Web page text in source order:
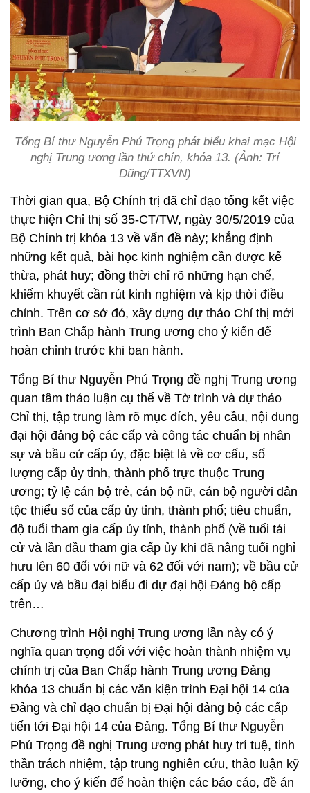
Tổng Bí thư Nguyễn Phú Trọng phát biểu khai mạc Hội
nghị Trung ương lần thứ chín, khóa 13. (Ảnh: Trí
Dũng/TTXVN)
Thời gian qua, Bộ Chính trị đã chỉ đạo tổng kết việc
thực hiện Chỉ thị số 35-CT/TW, ngày 30/5/2019 của
Bộ Chính trị khóa 13 về vấn đề này; khẳng định
những kết quả, bài học kinh nghiệm cần được kế
thừa, phát huy; đồng thời chỉ rõ những hạn chế,
khiếm khuyết cần rút kinh nghiệm và kịp thời điều
chỉnh. Trên cơ sở đó, xây dựng dự thảo Chỉ thị mới
trình Ban Chấp hành Trung ương cho ý kiến để
hoàn chỉnh trước khi ban hành.
Tổng Bí thư Nguyễn Phú Trọng đề nghị Trung ương
quan tâm thảo luận cụ thể về Tờ trình và dự thảo
Chỉ thị, tập trung làm rõ mục đích, yêu cầu, nội dung
đại hội đảng bộ các cấp và công tác chuẩn bị nhân
sự và bầu cử cấp ủy, đặc biệt là về cơ cấu, số
lượng cấp ủy tỉnh, thành phố trực thuộc Trung
ương; tỷ lệ cán bộ trẻ, cán bộ nữ, cán bộ người dân
tộc thiểu số của cấp ủy tỉnh, thành phố; tiêu chuẩn,
độ tuổi tham gia cấp ủy tỉnh, thành phố (về tuổi tái
cử và lần đầu tham gia cấp ủy khi đã nâng tuổi nghỉ
hưu lên 60 đối với nữ và 62 đối với nam); về bầu cử
cấp ủy và bầu đại biểu đi dự đại hội Đảng bộ cấp
trên…
Chương trình Hội nghị Trung ương lần này có ý
nghĩa quan trọng đối với việc hoàn thành nhiệm vụ
chính trị của Ban Chấp hành Trung ương Đảng
khóa 13 chuẩn bị các văn kiện trình Đại hội 14 của
Đảng và chỉ đạo chuẩn bị Đại hội đảng bộ các cấp
tiến tới Đại hội 14 của Đảng. Tổng Bí thư Nguyễn
Phú Trọng đề nghị Trung ương phát huy trí tuệ, tinh
thần trách nhiệm, tập trung nghiên cứu, thảo luận kỹ
lưỡng, cho ý kiến để hoàn thiện các báo cáo, đề án